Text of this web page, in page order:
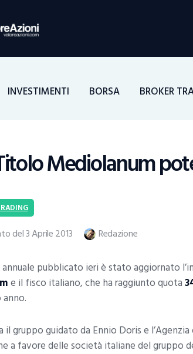
INVESTIMENTI BORSA BROKER
Mediolanum
Borsa
Guide
del 3 Aprile 2013 Redazione
pubblicato ieri è stato aggiornato
e il fisco italiano, che ha raggiunto quota
il gruppo guidato da Ennio Doris e
a favore delle società italiane del gruppo